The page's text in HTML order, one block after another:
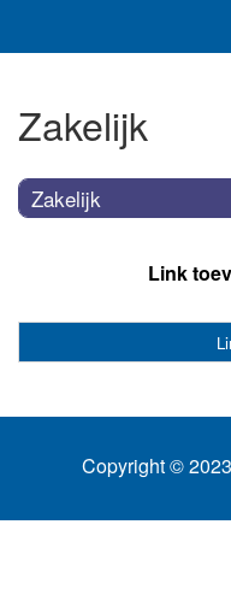
Zakelijk
Zakelijk
Link
Copyright ©